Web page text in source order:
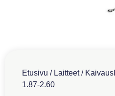
Etusivu / Laitteet/
1.87-2.60